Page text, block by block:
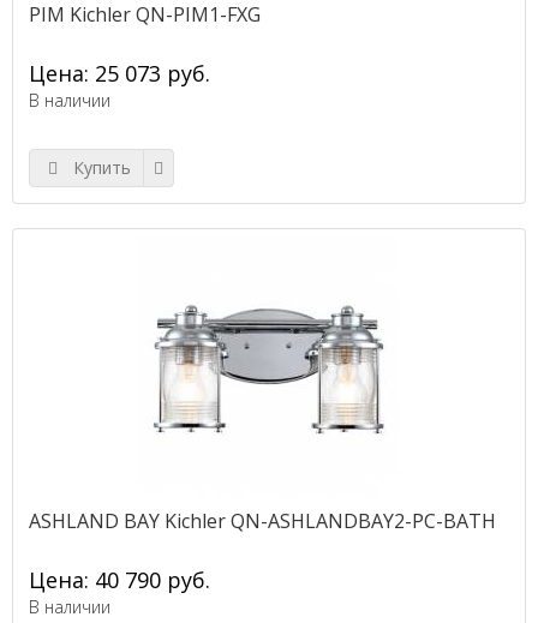
PIM Kichler QN-PIM1-FXG
Цена: 25 073 руб.
В наличии
Купить
ASHLAND BAY Kichler QN-ASHLANDBAY2-PC-BATH
Цена: 40 790 руб.
В наличии